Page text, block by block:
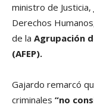
ministro de Justicia,
Derechos
de la Agrupación
(AFEP).
Gajardo remarcó
criminales “no